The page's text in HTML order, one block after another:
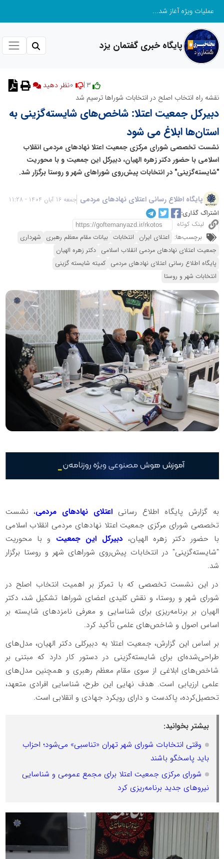
عملیات ویژه آغاز شد...
پایگاه خبری گفتمان یزد
3 |
نظر دهید
نقشه راه انتخاب اصلح در انتخابات شوراها ترسیم شد
دبیرکل جمعیت اعتلا: شاخص‌های شایسته‌گزینی به
استان‌ها ابلاغ می شود
نشست تخصصی شورای مرکزی جمعیت اعتلا نهادهای مردمی انقلاب
اسلامی با حضور دکتر زهره الهیان، دبیرکل این جمعیت و با محوریت
"شایسته‌گزینی" در انتخابات پیش‌روی شوراهای شهر و روستا برگزار شد.
پایگاه اطلاع رسانی اعتلای نهادهای مردمی جمعه 16 آبان 1404 - 11:28
اشتراک گذاری:
لینک کوتاه
برچسب‌ها: اعتلای ایران انتخابات بیانات مقام معظم رهبری شهرداری
جمعیت اعتلای نهادهای مردمی انقلاب اسلامی دکتر زهره الهیان
پایگاه اطلاع رسانی اعتلای نهادهای مردمی کمیته شایسته گزینی
انتخابات شهر و روستا
به گزارش پایگاه اطلاع رسانی اعتلای نهادهای مردمی، نشست
تخصصی شورای مرکزی جمعیت اعتلا نهادهای مردمی انقلاب اسلامی
با حضور دکتر زهره الهیان، دبیرکل این جمعیت و با محوریت
"شایسته‌گزینی" در انتخابات پیش‌روی شوراهای شهر و روستا برگزار
شد.
در این نشست تخصصی که با تمرکز بر اهمیت انتخاب اصلح در
شورای شهر و روستا، و نقش کلیدی اعضای شوراها تشکیل شد، دکتر
الهیان بر برنامه‌ریزی برای شناسایی و معرفی نامزدهای شایسته بر
اساس اصول و شاخص‌های علمی تأکید کرد.
بر اساس این گزارش، جمعیت اعتلا به دبیرکلی دکتر الهیان، مدل‌های
طراحی‌شده‌ای برای شایسته‌گزینی در دستور کار دارد که مبتنی بر
شاخص‌های ابلاغی از سوی مقام معظم رهبری و همچنین مدل‌های
علمی ارزیابی است. هدف نهایی این طرح، شناسایی افرادی متعهد،
تحصیل‌کرده، پاکدست و دارای رویکرد جهادی و انقلابی است.
بیشتر بخوانید:
وقتی انتخابات شورای شهر تهران «تناسبی» می‌شود؛ احزاب
باید پاسخگو باشند
شورای مرکزی جمعیت اعتلا برای مجمع عمومی و شناسایی
نیروهای جدید برنامه‌ریزی کرد